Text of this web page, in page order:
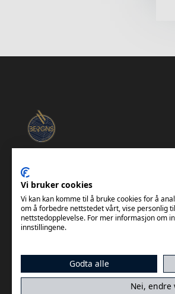
Kamper Bergen Håndball
Vi bruker cookies
Vi kan kan komme til å bruke cookies for å
om å forbedre nettstedet vårt, vise personlig
nettstedopplevelse. For mer informasjon om
innstillingene.
Godta alle
Nei, endre